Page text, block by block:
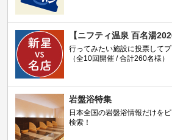
【ニフティ温泉 百名湯
行ってみたい施設に投票して
（全10回開催 / 合計260名様）
岩盤浴特集
日本全国の岩盤浴情報だけを
検索！